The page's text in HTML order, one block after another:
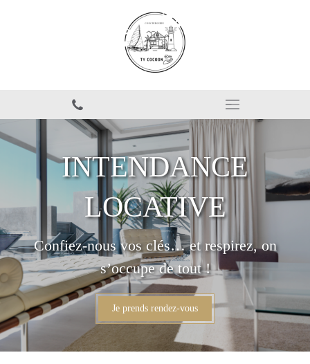
INTENDANCE
LOCATIVE
Confiez-nous vos clés… et respirez, on
s’occupe de tout !
Je prends rendez-vous